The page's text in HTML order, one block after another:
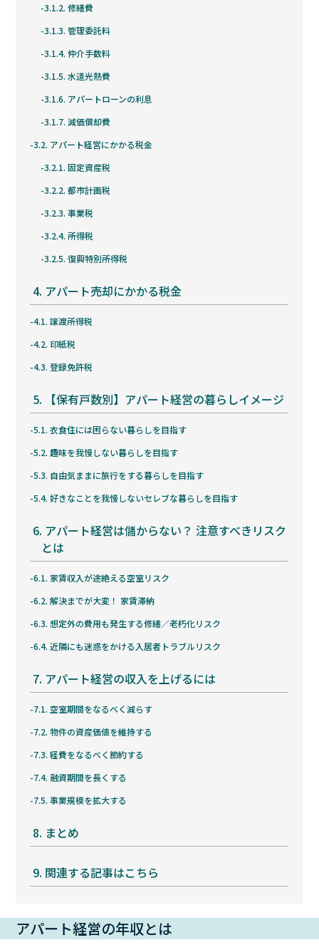
3.1.2. 修繕費
3.1.3. 管理委託料
3.1.4. 仲介手数料
3.1.5. 水道光熱費
3.1.6. アパートローンの利息
3.1.7. 減価償却費
3.2. アパート経営にかかる税金
3.2.1. 固定資産税
3.2.2. 都市計画税
3.2.3. 事業税
3.2.4. 所得税
3.2.5. 復興特別所得税
4. アパート売却にかかる税金
4.1. 譲渡所得税
4.2. 印紙税
4.3. 登録免許税
5. 【保有戸数別】アパート経営の暮らしイメージ
5.1. 衣食住には困らない暮らしを目指す
5.2. 趣味を我慢しない暮らしを目指す
5.3. 自由気ままに旅行をする暮らしを目指す
5.4. 好きなことを我慢しないセレブな暮らしを目指す
6. アパート経営は儲からない？ 注意すべきリスク
とは
6.1. 家賃収入が途絶える空室リスク
6.2. 解決までが大変！ 家賃滞納
6.3. 想定外の費用も発生する修繕／老朽化リスク
6.4. 近隣にも迷惑をかける入居者トラブルリスク
7. アパート経営の収入を上げるには
7.1. 空室期間をなるべく減らす
7.2. 物件の資産価値を維持する
7.3. 経費をなるべく節約する
7.4. 融資期間を長くする
7.5. 事業規模を拡大する
8. まとめ
9. 関連する記事はこちら
アパート経営の年収とは